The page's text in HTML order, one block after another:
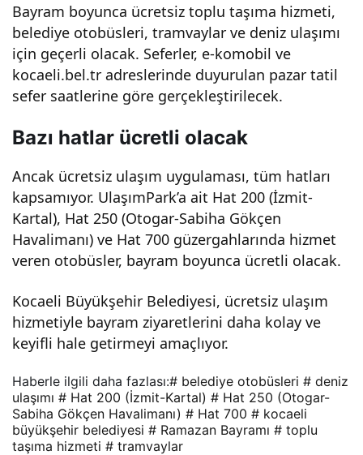
Bayram boyunca ücretsiz toplu taşıma hizmeti,
belediye otobüsleri, tramvaylar ve deniz ulaşımı
için geçerli olacak. Seferler, e-komobil ve
kocaeli.bel.tr adreslerinde duyurulan pazar tatil
sefer saatlerine göre gerçekleştirilecek.
Bazı hatlar ücretli olacak
Ancak ücretsiz ulaşım uygulaması, tüm hatları
kapsamıyor. UlaşımPark’a ait Hat 200 (İzmit-
Kartal), Hat 250 (Otogar-Sabiha Gökçen
Havalimanı) ve Hat 700 güzergahlarında hizmet
veren otobüsler, bayram boyunca ücretli olacak.
Kocaeli Büyükşehir Belediyesi, ücretsiz ulaşım
hizmetiyle bayram ziyaretlerini daha kolay ve
keyifli hale getirmeyi amaçlıyor.
Haberle ilgili daha fazlası:# belediye otobüsleri # deniz
ulaşımı # Hat 200 (İzmit-Kartal) # Hat 250 (Otogar-
Sabiha Gökçen Havalimanı) # Hat 700 # kocaeli
büyükşehir belediyesi # Ramazan Bayramı # toplu
taşıma hizmeti # tramvaylar